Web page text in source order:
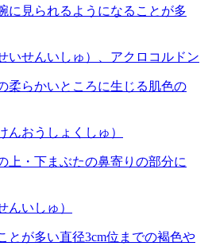
に見られるようになることが多
いせんいしゅ）、アクロコルドン
柔らかいところに生じる肌色の
んおうしょくしゅ）
上・下まぶたの鼻寄りの部分に
んいしゅ）
とが多い直径3cm位までの褐色や